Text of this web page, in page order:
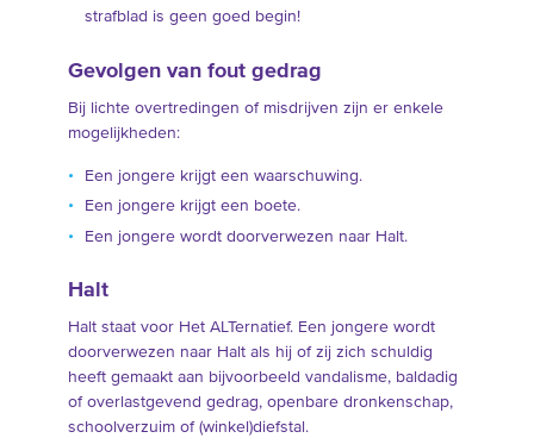
strafblad is geen goed begin!
Gevolgen van fout gedrag
Bij lichte overtredingen of misdrijven zijn er enkele
mogelijkheden:
Een jongere krijgt een waarschuwing.
Een jongere krijgt een boete.
Een jongere wordt doorverwezen naar Halt.
Halt
Halt staat voor Het ALTernatief. Een jongere wordt
doorverwezen naar Halt als hij of zij zich schuldig
heeft gemaakt aan bijvoorbeeld vandalisme, baldadig
of overlastgevend gedrag, openbare dronkenschap,
schoolverzuim of (winkel)diefstal.